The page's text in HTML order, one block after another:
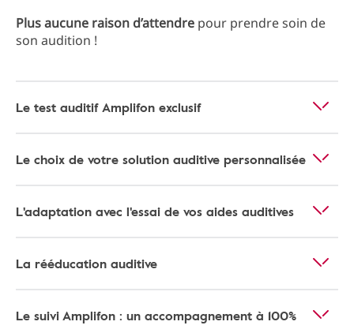
Plus aucune raison d’attendre pour prendre soin de
son audition !
Le test auditif Amplifon exclusif
Le choix de votre solution auditive personnalisée
L'adaptation avec l'essai de vos aides auditives
La rééducation auditive
Le suivi Amplifon : un accompagnement à 100%